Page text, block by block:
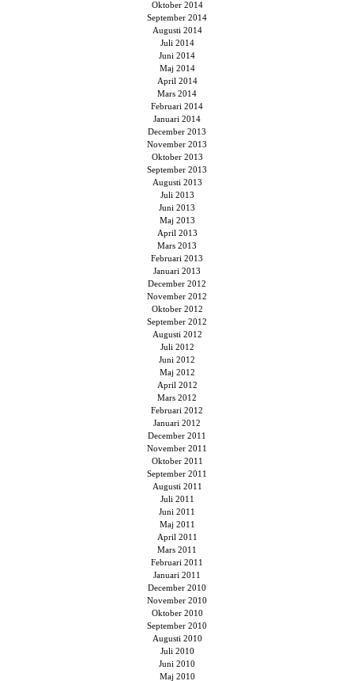
Oktober 2014
September 2014
Augusti 2014
Juli 2014
Juni 2014
Maj 2014
April 2014
Mars 2014
Februari 2014
Januari 2014
December 2013
November 2013
Oktober 2013
September 2013
Augusti 2013
Juli 2013
Juni 2013
Maj 2013
April 2013
Mars 2013
Februari 2013
Januari 2013
December 2012
November 2012
Oktober 2012
September 2012
Augusti 2012
Juli 2012
Juni 2012
Maj 2012
April 2012
Mars 2012
Februari 2012
Januari 2012
December 2011
November 2011
Oktober 2011
September 2011
Augusti 2011
Juli 2011
Juni 2011
Maj 2011
April 2011
Mars 2011
Februari 2011
Januari 2011
December 2010
November 2010
Oktober 2010
September 2010
Augusti 2010
Juli 2010
Juni 2010
Maj 2010